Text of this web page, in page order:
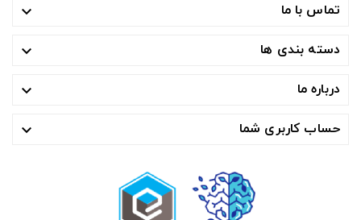
تماس با ما 
دسته بندی ها 
درباره ما 
حساب کاربری شما 